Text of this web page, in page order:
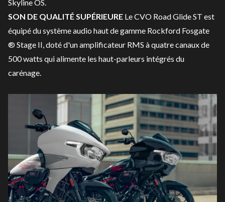
Skyline OS.
SON DE QUALITÉ SUPÉRIEURE Le CVO Road Glide ST est
équipé du système audio haut de gamme Rockford Fosgate
® Stage II, doté d'un amplificateur RMS à quatre canaux de
500 watts qui alimente les haut-parleurs intégrés du
carénage.